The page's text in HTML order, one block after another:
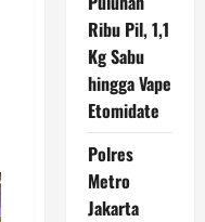
Ribu Pil, 1,1
Kg Sabu
hingga Vape
Etomidate
Polres
Metro
Jakarta